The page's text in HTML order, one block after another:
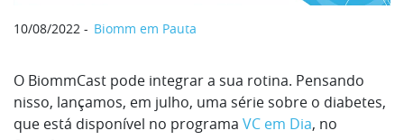
10/08/2022 Biomm em Pauta
O BiommCast pode integrar a sua rotina. Pensando
nisso, lançamos, em julho, uma série sobre o diabetes,
que está disponível no programa VC em Dia, no